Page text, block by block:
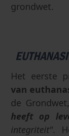
grondwet.
Het eerste
van
de
heeft op
integriteit".